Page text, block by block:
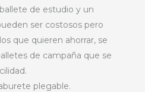
de estudio y un
ser costosos pero
que quieren ahorrar, se
de campaña que se
plegable.